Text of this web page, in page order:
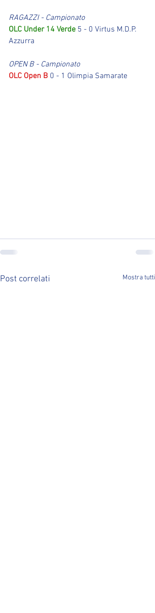
RAGAZZI - Campionato
OLC Under 14 Verde 5 - 0 Virtus M.D.P.
Azzurra
OPEN B - Campionato
OLC Open B 0 - 1 Olimpia Samarate
Post correlati Mostra tutti